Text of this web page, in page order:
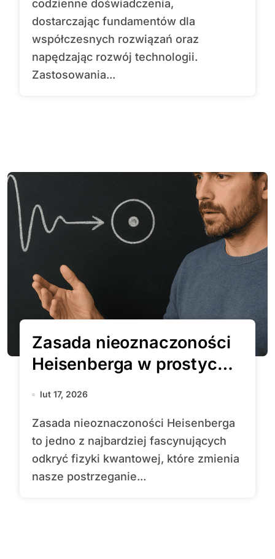
codzienne doświadczenia,
dostarczając fundamentów dla
współczesnych rozwiązań oraz
napędzając rozwój technologii.
Zastosowania...
Zasada nieoznaczoności
Heisenberga w prostych
słowach
lut 17, 2026
Zasada nieoznaczoności Heisenberga
to jedno z najbardziej fascynujących
odkryć fizyki kwantowej, które zmienia
nasze postrzeganie...